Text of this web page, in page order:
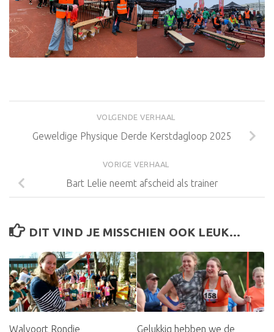
VOLGENDE VERHAAL
Geweldige Physique Derde Kerstdagloop 2025
VORIGE VERHAAL
Bart Lelie neemt afscheid als trainer
DIT VIND JE MISSCHIEN OOK LEUK...
Walvoort Rondje
Gelukkig hebben we de